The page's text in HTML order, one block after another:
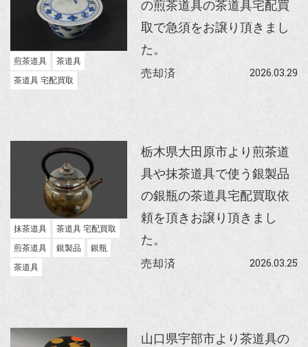
煎茶道具
茶道具
茶道具 宅配買取
の煎茶道具の茶道具宅配買
取で急須をお譲り頂きまし
た。
売却済 2026.03.29
抹茶道具
茶道具 宅配買取
煎茶道具
銀製品
銀瓶
茶道具
栃木県大田原市より煎茶道
具や抹茶道具で使う銀製品
の銀瓶の茶道具宅配買取依
頼を頂きお譲り頂きまし
た。
売却済 2026.03.25
山口県宇部市より茶道具の